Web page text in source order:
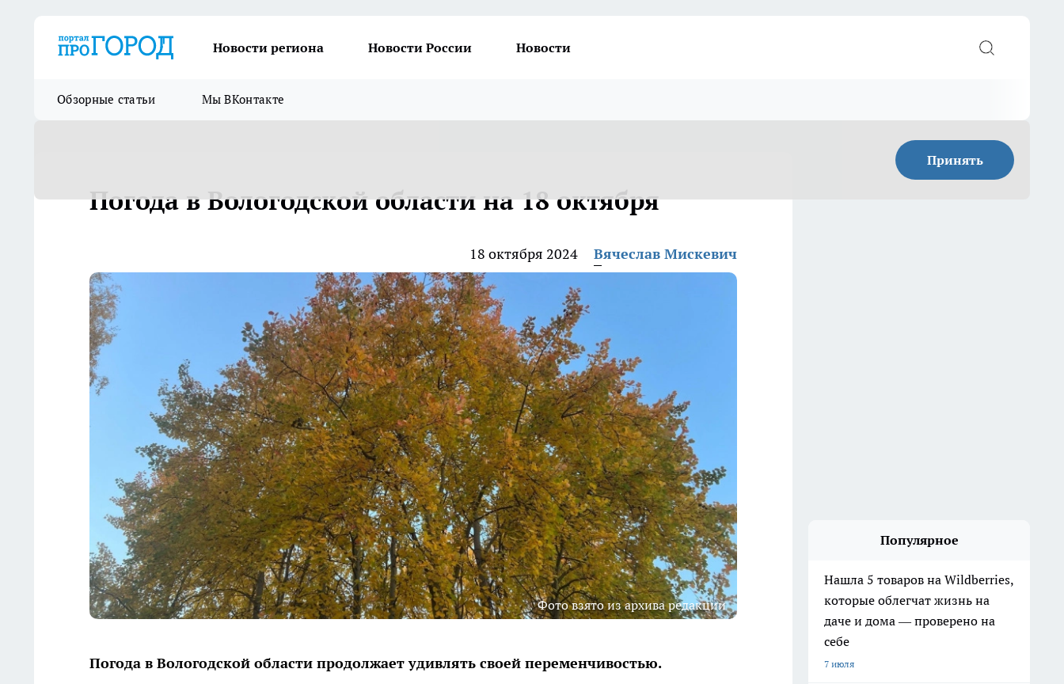
Новости региона Новости России Новости
Обзорные статьи Мы ВКонтакте
Принять
Погода в Вологодской области на 18 октября
18 октября 2024 Вячеслав Мискевич
Фото взято из архива редакции
Погода в Вологодской области продолжает удивлять своей переменчивостью.
Популярное
Нашла 5 товаров на Wildberries,
которые облегчат жизнь на
даче и дома — проверено на
себе
7 июля